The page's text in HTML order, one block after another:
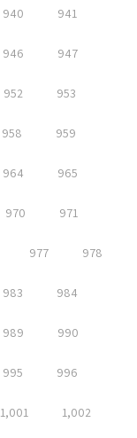
940 941
946 947
952 953
958 959
964 965
970 971
977 978
983 984
989 990
995 996
1,001 1,002